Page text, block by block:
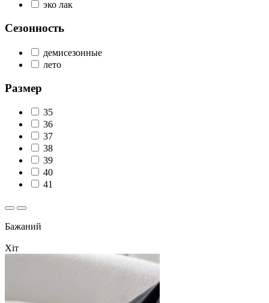
эко лак
Сезонность
демисезонные
лето
Размер
35
36
37
38
39
40
41
Бажаний
Хіт